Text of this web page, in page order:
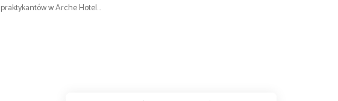
w Arche Hotel...